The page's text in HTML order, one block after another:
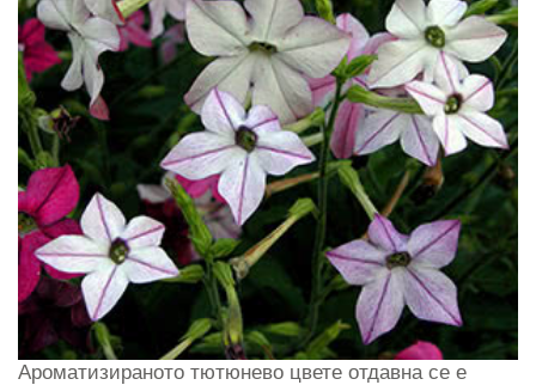
Ароматизираното тютюнево цвете отдавна се е